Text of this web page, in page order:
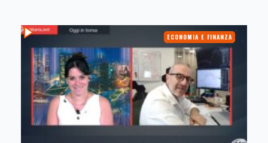
ECONOMIA E FINANZA